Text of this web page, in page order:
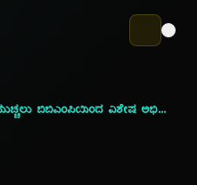
2022: ಬೆಂಗಳೂರಿನಲ್ಲಿ ರಸ್ತೆ ಗುಂಡಿಗಳನ್ನು ಮುಚ್ಚಲು ಬಿಬಿಎಂಪಿಯಿಂದ ವಿಶೇಷ ಅಭಿಯಾನ